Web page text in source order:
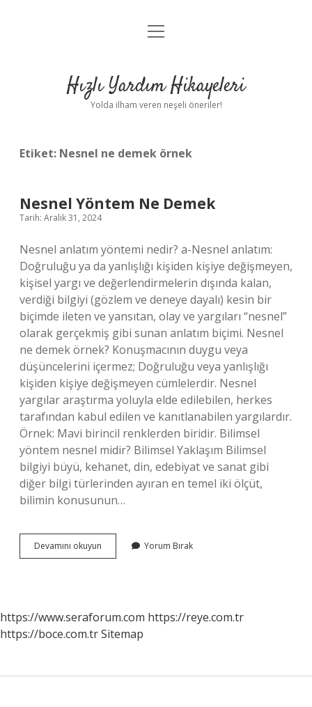
Anasayfa
Yasal Uyarı
menüyü
Hızlı Yardım Hikayeleri
Yolda ilham veren neşeli öneriler!
Etiket: Nesnel ne demek örnek
Nesnel Yöntem Ne Demek
Tarih: Aralık 31, 2024
Nesnel anlatım yöntemi nedir? a-Nesnel anlatım:
Doğruluğu ya da yanlışlığı kişiden kişiye değişmeyen,
kişisel yargı ve değerlendirmelerin dışında kalan,
verdiği bilgiyi (gözlem ve deneye dayalı) kesin bir
biçimde ileten ve yansıtan, olay ve yargıları “nesnel”
olarak gerçekmiş gibi sunan anlatım biçimi. Nesnel
ne demek örnek? Konuşmacının duygu veya
düşüncelerini içermez; Doğruluğu veya yanlışlığı
kişiden kişiye değişmeyen cümlelerdir. Nesnel
yargılar araştırma yoluyla elde edilebilen, herkes
tarafından kabul edilen ve kanıtlanabilen yargılardır.
Örnek: Mavi birincil renklerden biridir. Bilimsel
yöntem nesnel midir? Bilimsel Yaklaşım Bilimsel
bilgiyi büyü, kehanet, din, edebiyat ve sanat gibi
diğer bilgi türlerinden ayıran en temel iki ölçüt,
bilimin konusunun…
Devamını okuyun
Yöntem
Yorum Bırak
https://www.seraforum.com https://reye.com.tr
https://boce.com.trSitemap